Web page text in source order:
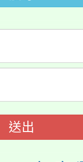
導、社會
加。
活動海報
。
參觀特色
計畫」
部表揚
獎」
送出